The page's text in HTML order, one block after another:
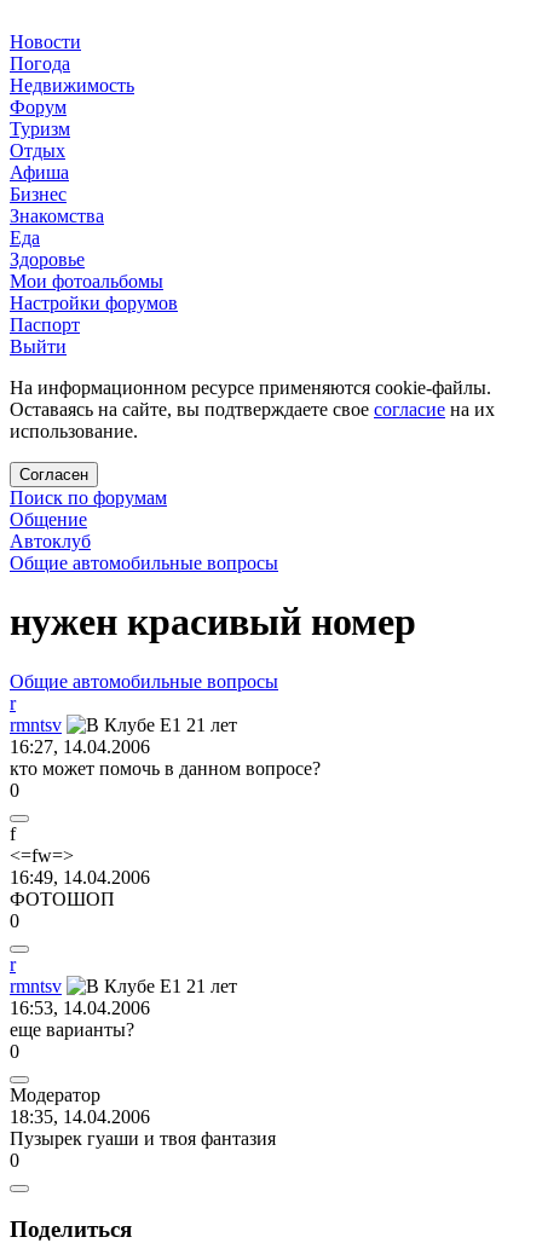
Новости
Погода
Недвижимость
Форум
Туризм
Отдых
Афиша
Бизнес
Знакомства
Еда
Здоровье
Мои фотоальбомы
Настройки форумов
Паспорт
Выйти
На информационном ресурсе применяются cookie-файлы.
Оставаясь на сайте, вы подтверждаете свое согласие на их
использование.
Согласен
Поиск по форумам
Общение
Автоклуб
Общие автомобильные вопросы
нужен красивый номер
Общие автомобильные вопросы
r
rmntsv
16:27, 14.04.2006
кто может помочь в данном вопросе?
0
f
<=fw=>
16:49, 14.04.2006
ФОТОШОП
0
r
rmntsv
16:53, 14.04.2006
еще варианты?
0
Модератор
18:35, 14.04.2006
Пузырек гуаши и твоя фантазия
0
Поделиться